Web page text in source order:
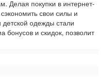
Делая покупки в интернет-
свои силы и
детской одежды стали
бонусов и скидок, позволит